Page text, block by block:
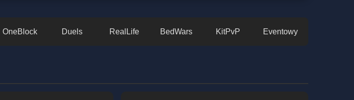
OneBlock Duels RealLife BedWars KitPvP Eventowy